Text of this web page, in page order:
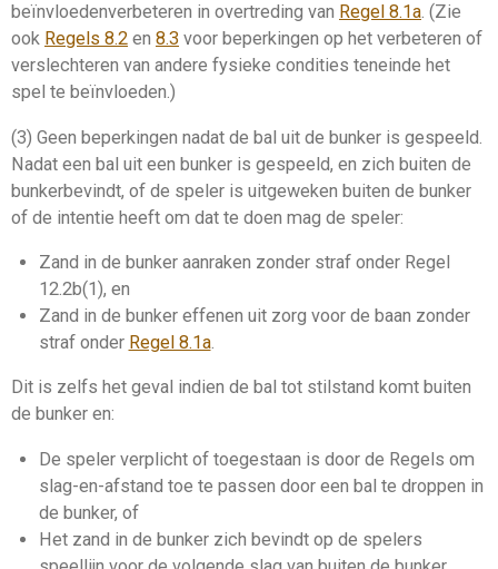
beïnvloedenverbeteren in overtreding van Regel 8.1a. (Zie
ook Regels 8.2 en 8.3 voor beperkingen op het verbeteren of
verslechteren van andere fysieke condities teneinde het
spel te beïnvloeden.)
(3) Geen beperkingen nadat de bal uit de bunker is gespeeld.
Nadat een bal uit een bunker is gespeeld, en zich buiten de
bunkerbevindt, of de speler is uitgeweken buiten de bunker
of de intentie heeft om dat te doen mag de speler:
Zand in de bunkeraanraken zonder straf onder Regel
12.2b(1), en
Zand in de bunkereffenen uit zorg voor de baan zonder
straf onder Regel 8.1a.
Dit is zelfs het geval indien de bal tot stilstand komt buiten
de bunker en:
De speler verplicht of toegestaan is door de Regels om
slag-en-afstand toe te passen door een bal te droppen in
de bunker, of
Het zand in de bunkerzich bevindt op de spelers